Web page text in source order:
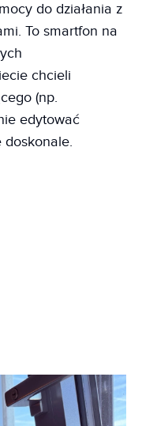
do działania z
To smartfon na
chcieli
(np.
edytować
doskonale.